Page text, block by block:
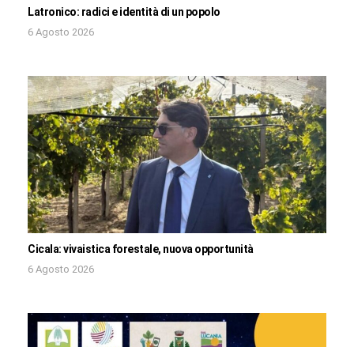
Latronico: radici e identità di un popolo
6 Agosto 2026
Cicala: vivaistica forestale, nuova opportunità
6 Agosto 2026